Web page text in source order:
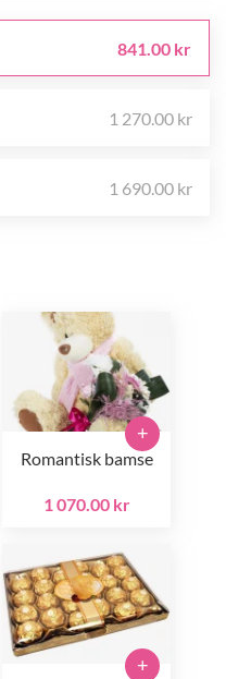
841.00 kr
1 270.00 kr
1 690.00 kr
Romantisk bamse
1 070.00 kr
+
+